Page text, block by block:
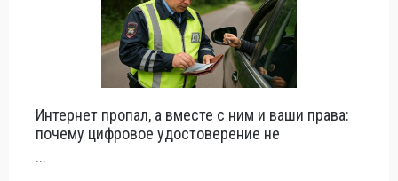
Интернет пропал, а вместе с ним и ваши права:
почему цифровое удостоверение не